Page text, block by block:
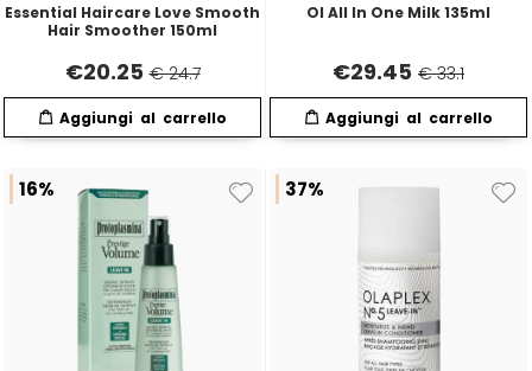
Essential Haircare Love Smooth
Hair Smoother 150ml
€20.25 € 24.7
OI All In One Milk 135ml
€29.45 € 33.1
16% 37%